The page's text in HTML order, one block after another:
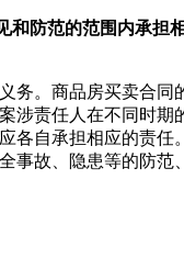
和防范的范围内承担
务。商品房买卖合
涉责任人在不同时
各自承担相应的责
事故、隐患等的防